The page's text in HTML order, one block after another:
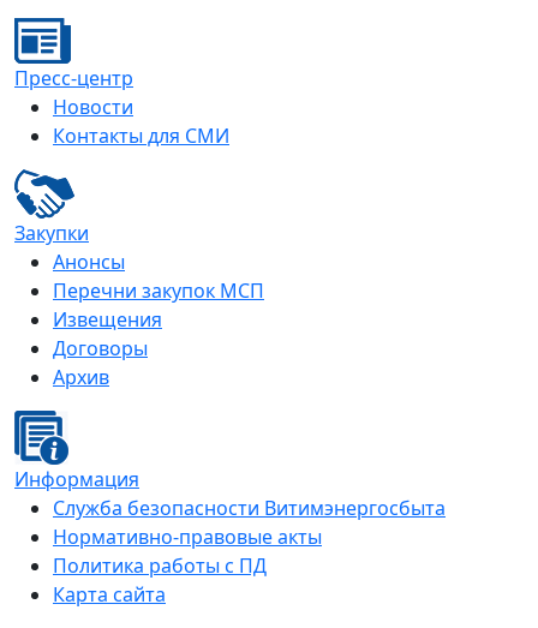
Пресс-центр
Новости
Контакты для СМИ
Закупки
Анонсы
Перечни закупок МСП
Извещения
Договоры
Архив
Информация
Служба безопасности Витимэнергосбыта
Нормативно-правовые акты
Политика работы с ПД
Карта сайта